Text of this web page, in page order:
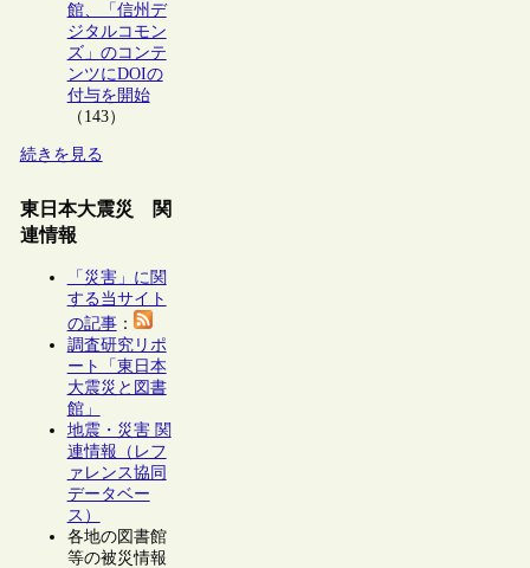
館、「信州デ
ジタルコモン
ズ」のコンテ
ンツにDOIの
付与を開始
（143）
続きを見る
東日本大震災 関
連情報
「災害」に関
する当サイト
の記事：
調査研究リポ
ート「東日本
大震災と図書
館」
地震・災害 関
連情報（レフ
ァレンス協同
データベー
ス）
各地の図書館
等の被災情報